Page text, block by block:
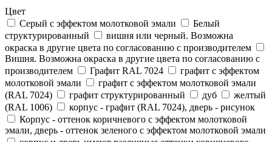
Цвет
Cерый с эффектом молотковой эмали
Белый
структурированный
вишня или черный. Возможна
окраска в другие цвета по согласованию с производителем
Вишня. Возможна окраска в другие цвета по согласованию с
производителем
Графит RAL 7024
графит с эффектом
молотковой эмали
графит с эффектом молотковой эмали
(RAL 7024)
графит структурированный дуб
желтый
(RAL 1006)
корпус - графит (RAL 7024), дверь - рисунок
Корпус - оттенок коричневого с эффектом молотковой
эмали, дверь - оттенок зеленого с эффектом молотковой эмали